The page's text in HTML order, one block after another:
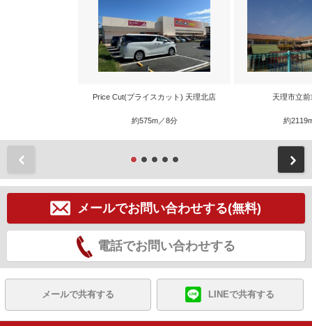
Price Cut(プライスカット) 天理北店
約575m／8分
天理市立
約
メールでお問い合わせする(無料)
電話でお問い合わせする
メールで共有する LINEで共有する